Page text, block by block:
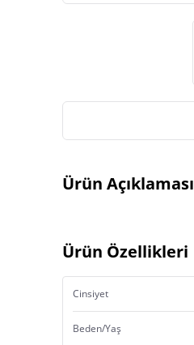
Ürün Açıklaması
Ürün Özellikleri
Cinsiyet
Beden/Yaş